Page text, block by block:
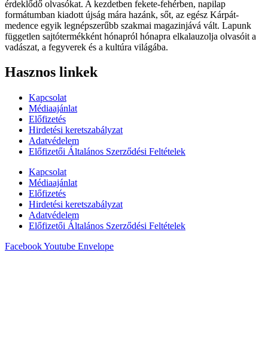
érdeklődő olvasókat. A kezdetben fekete-fehérben, napilap
formátumban kiadott újság mára hazánk, sőt, az egész Kárpát-
medence egyik legnépszerűbb szakmai magazinjává vált. Lapunk
független sajtótermékként hónapról hónapra elkalauzolja olvasóit a
vadászat, a fegyverek és a kultúra világába.
Hasznos linkek
Kapcsolat
Médiaajánlat
Előfizetés
Hirdetési keretszabályzat
Adatvédelem
Előfizetői Általános Szerződési Feltételek
Kapcsolat
Médiaajánlat
Előfizetés
Hirdetési keretszabályzat
Adatvédelem
Előfizetői Általános Szerződési Feltételek
FacebookYoutube Envelope